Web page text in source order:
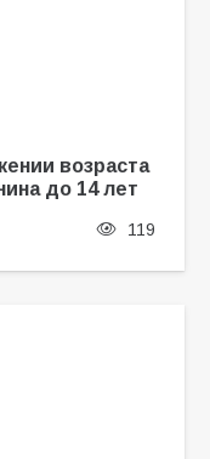
возраста
до 14 лет
119